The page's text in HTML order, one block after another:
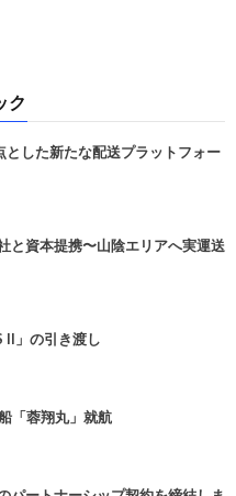
ク
した新たな配送プラットフォー
資本提携〜山陰エリアへ実運送
II」の引き渡し
「蓉翔丸」就航